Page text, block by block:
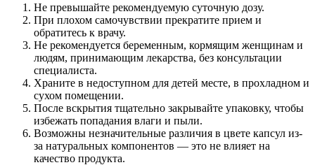
Не превышайте рекомендуемую суточную дозу.
При плохом самочувствии прекратите прием и
обратитесь к врачу.
Не рекомендуется беременным, кормящим женщинам и
людям, принимающим лекарства, без консультации
специалиста.
Храните в недоступном для детей месте, в прохладном и
сухом помещении.
После вскрытия тщательно закрывайте упаковку, чтобы
избежать попадания влаги и пыли.
Возможны незначительные различия в цвете капсул из-
за натуральных компонентов — это не влияет на
качество продукта.